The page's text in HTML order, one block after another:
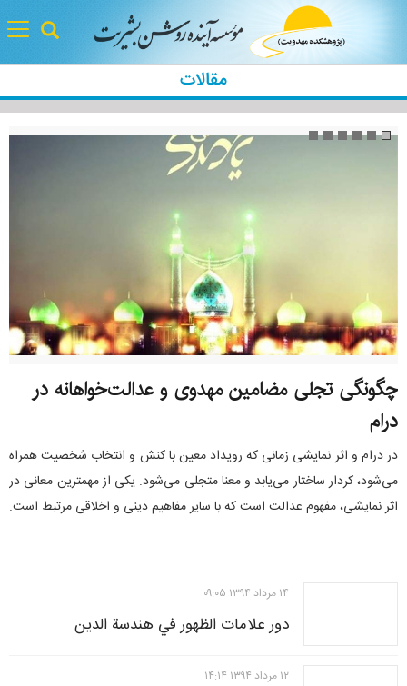
مقالات
چگونگی تجلی مضامین مهدوی و عدالت‌خواهانه در
درام
در درام و اثر نمایشی زمانی که رویداد معین با کنش و انتخاب شخصیت همراه
می­‌شود، کردار ساختار می‌یابد و معنا متجلی می­‌شود. یکی از مهم­ترین معانی در
اثر نمایشی، مفهوم عدالت است که با سایر مفاهیم دینی و اخلاقی مرتبط است.
۱۴ مرداد ۱۳۹۴ ۰۹:۰۵
دور علامات الظهور في هندسة الدین
۱۲ مرداد ۱۳۹۴ ۱۴:۱۴